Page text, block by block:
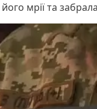
його мрії та